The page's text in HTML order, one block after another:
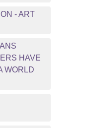
- ART
HAVE
WORLD